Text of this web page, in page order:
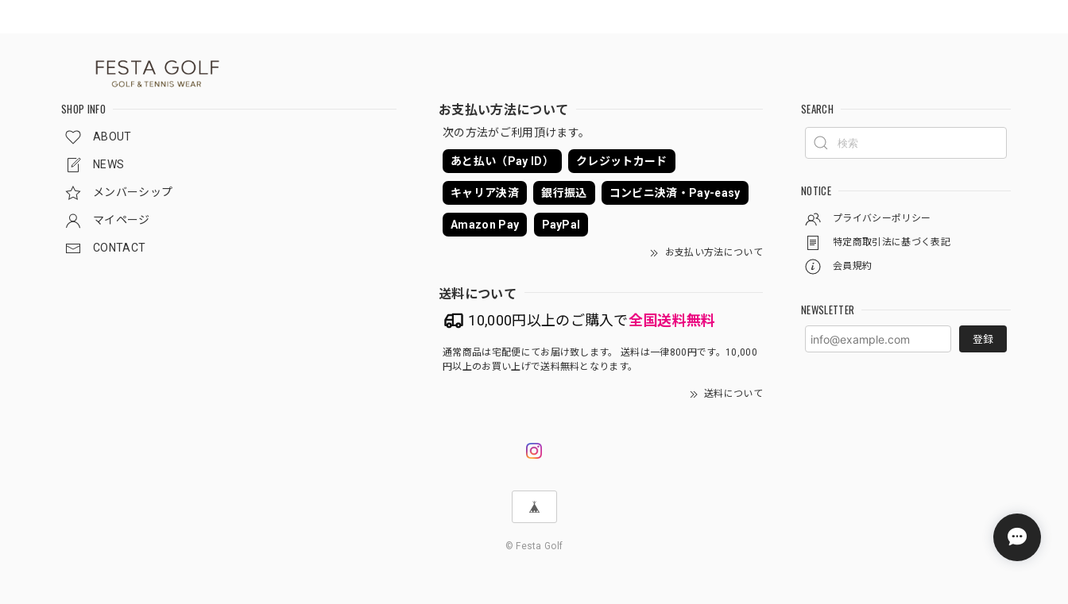
SHOP INFO
ABOUT
NEWS
メンバーシップ
マイページ
CONTACT
お支払い方法について
次の方法がご利用頂けます。
あと払い（Pay ID） クレジットカード
キャリア決済 銀行振込 コンビニ決済・Pay-easy
Amazon Pay PayPal
お支払い方法について
送料について
10,000円以上のご購入で全国送料無料
通常商品は宅配便にてお届け致します。 送料は一律800円です。10,000
円以上のお買い上げで送料無料となります。
送料について
SEARCH
NOTICE
プライバシーポリシー
特定商取引法に基づく表記
会員規約
NEWSLETTER
登録
© Festa Golf